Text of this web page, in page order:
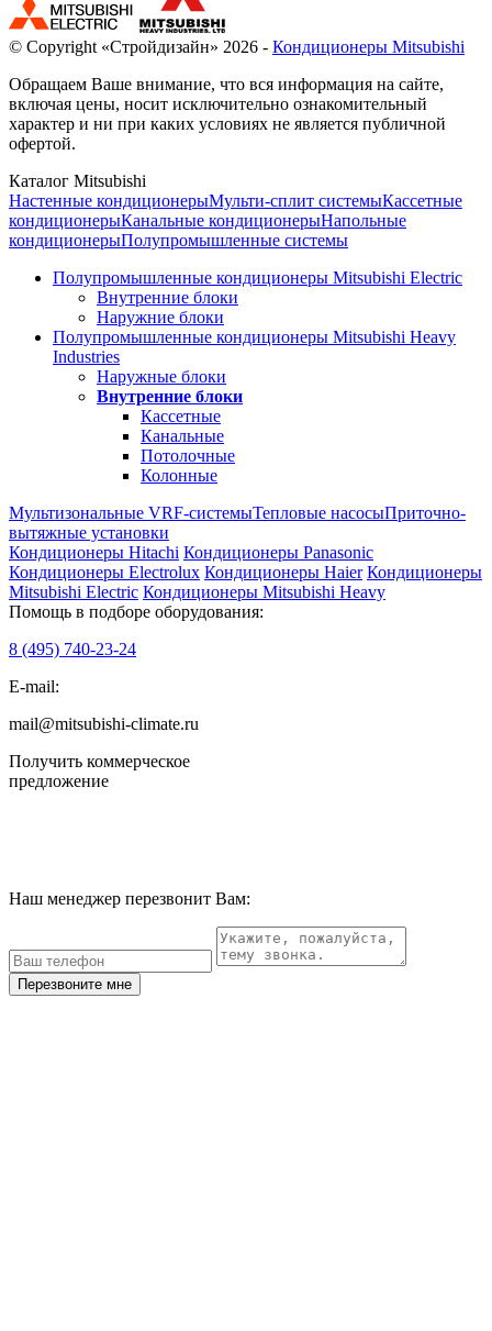
© Copyright «Стройдизайн» 2026 - Кондиционеры Mitsubishi
Обращаем Ваше внимание, что вся информация на сайте,
включая цены, носит исключительно ознакомительный
характер и ни при каких условиях не является публичной
офертой.
Каталог Mitsubishi
Настенные кондиционерыМульти-сплит системыКассетные
кондиционерыКанальные кондиционерыНапольные
кондиционерыПолупромышленные системы
Полупромышленные кондиционеры Mitsubishi Electric
Внутренние блоки
Наружние блоки
Полупромышленные кондиционеры Mitsubishi Heavy
Industries
Наружные блоки
Внутренние блоки
Кассетные
Канальные
Потолочные
Колонные
Мультизональные VRF-системыТепловые насосыПриточно-
вытяжные установки
Кондиционеры Hitachi Кондиционеры Panasonic
Кондиционеры Electrolux Кондиционеры Haier Кондиционеры
Mitsubishi Electric Кондиционеры Mitsubishi Heavy
Помощь в подборе оборудования:
8 (495) 740-23-24
E-mail:
mail@mitsubishi-climate.ru
Получить коммерческое
предложение
Наш менеджер перезвонит Вам:
Перезвоните мне